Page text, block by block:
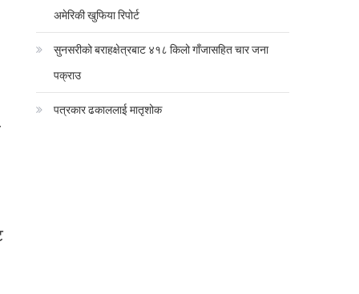
अमेरिकी खुफिया रिपोर्ट
सुनसरीको बराहक्षेत्रबाट ४१८ किलो गाँजासहित चार जना
पक्राउ
पत्रकार ढकाललाई मातृशोक